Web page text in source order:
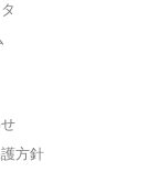
方針